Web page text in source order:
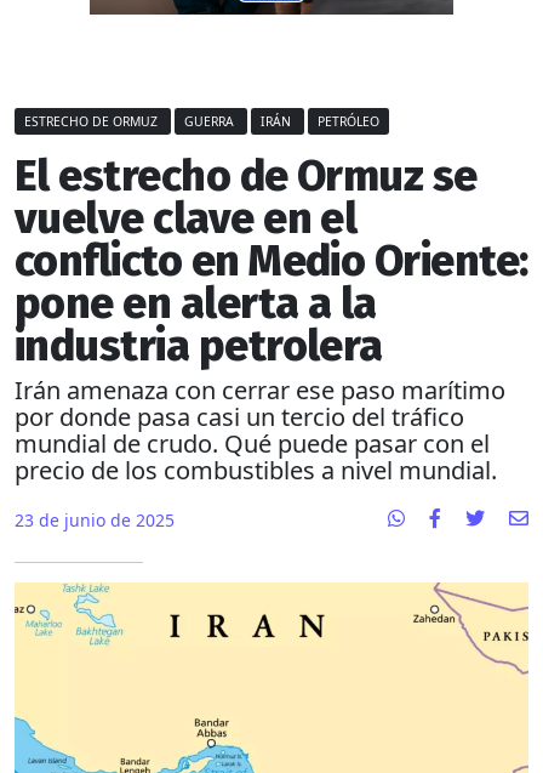
ESTRECHO DE ORMUZ GUERRA IRÁN PETRÓLEO
El estrecho de Ormuz se
vuelve clave en el
conflicto en Medio Oriente:
pone en alerta a la
industria petrolera
Irán amenaza con cerrar ese paso marítimo
por donde pasa casi un tercio del tráfico
mundial de crudo. Qué puede pasar con el
precio de los combustibles a nivel mundial.
23 de junio de 2025